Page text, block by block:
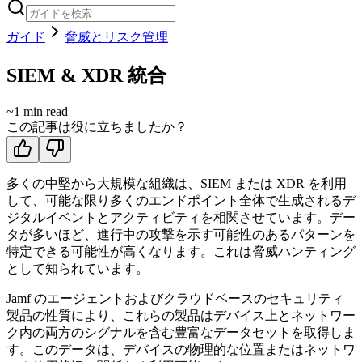
ガイド 脅威とリスク管理
SIEM & XDR 統合
~1 min read
この記事は役に立ちましたか？
多くの中堅から大規模な組織は、SIEM または XDR を利用
して、可能な限り多くのエンドポイント全体で生成されるデ
ジタルイベントとアクティビティを相関させています。デー
タが多いほど、進行中の攻撃を示す可能性のあるパターンを
特定できる可能性が高くなります。これは脅威ハンティング
として知られています。
Jamf のエージェントおよびクラウドベースのセキュリティ
製品の性質により、これらの製品はデバイス上とネットワー
ク内の両方のシグナルを含む豊富なデータセットを取得しま
す。このデータは、デバイスの物理的な位置またはネットワ